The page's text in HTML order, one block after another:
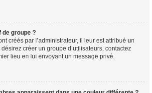
de groupe ?
créés par l’administrateur, il leur est attribué un
créer un groupe d’utilisateurs, contactez
lieu en lui envoyant un message privé.